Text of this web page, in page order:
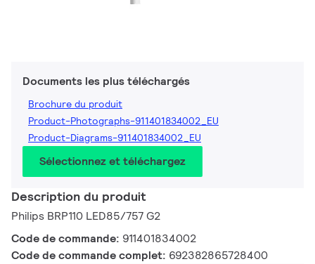
Documents les plus téléchargés
Brochure du produit
Product-Photographs-911401834002_EU
Product-Diagrams-911401834002_EU
Sélectionnez et téléchargez
Description du produit
Philips BRP110 LED85/757 G2
Code de commande: 911401834002
Code de commande complet: 692382865728400